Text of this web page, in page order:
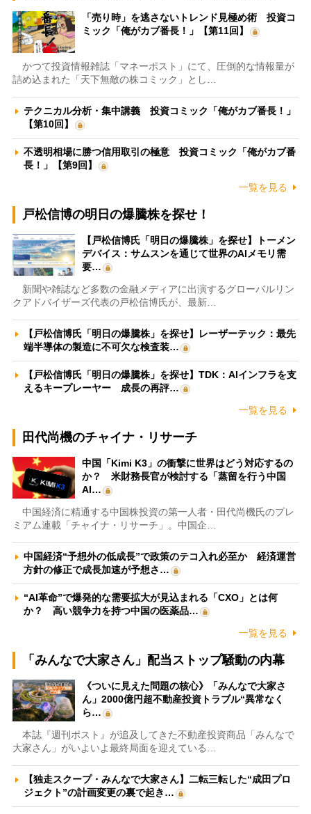
「売り時」を逃さないトレンド見極め術 投資コ
ミック「俺がカブ番長！」【第11回】
かつて投資情報雑誌「マネーポスト」にて、圧倒的な情報量が
詰め込まれた「天下無敵の株コミック」とし…
テクニカル分析・集中講義 投資コミック「俺がカブ番長！」
【第10回】
不透明相場に勝つ信用取引の極意 投資コミック「俺がカブ番
長！」【第9回】
一覧を見る
戸松信博の明日の爆騰株を探せ！
【戸松信博氏「明日の爆騰株」を探せ】トーメン
デバイス：サムスンを通じて世界のAIメモリ需
要…
新聞や雑誌など多数の金融メディアに出演するグローバルリン
クアドバイザーズ代表の戸松信博氏が、最新…
【戸松信博氏「明日の爆騰株」を探せ】レーザーテック：最先
端半導体の製造に不可欠な検査装…
【戸松信博氏「明日の爆騰株」を探せ】TDK：AIインフラを支
えるキープレーヤー 成長の再評…
一覧を見る
田代尚機のチャイナ・リサーチ
中国「Kimi K3」の衝撃に世界はどう対応するの
か？ 米財務長官が検討する「蒸留を行う中国
AI…
中国経済に精通する中国株投資の第一人者・田代尚機氏のプレ
ミアム連載「チャイナ・リサーチ」。中国企…
中国経済“予想外の低成長”で政策のテコ入れ必至か 経済運営
方針の修正で成長加速が予想さ…
“AI革命”で爆発的な需要拡大が見込まれる「CXO」とは何
か？ 高い競争力を持つ中国の医薬品…
一覧を見る
「みんなで大家さん」配当ストップ騒動の内幕
《ついに見えた問題の核心》「みんなで大家さ
ん」2000億円超不動産投資トラブル“異常なく
ら…
本誌『週刊ポスト』が追及してきた不動産投資商品「みんなで
大家さん」がいよいよ最終局面を迎えている…
【独走スクープ・みんなで大家さん】二転三転した“成田プロ
ジェクト”の計画変更の裏で起き…